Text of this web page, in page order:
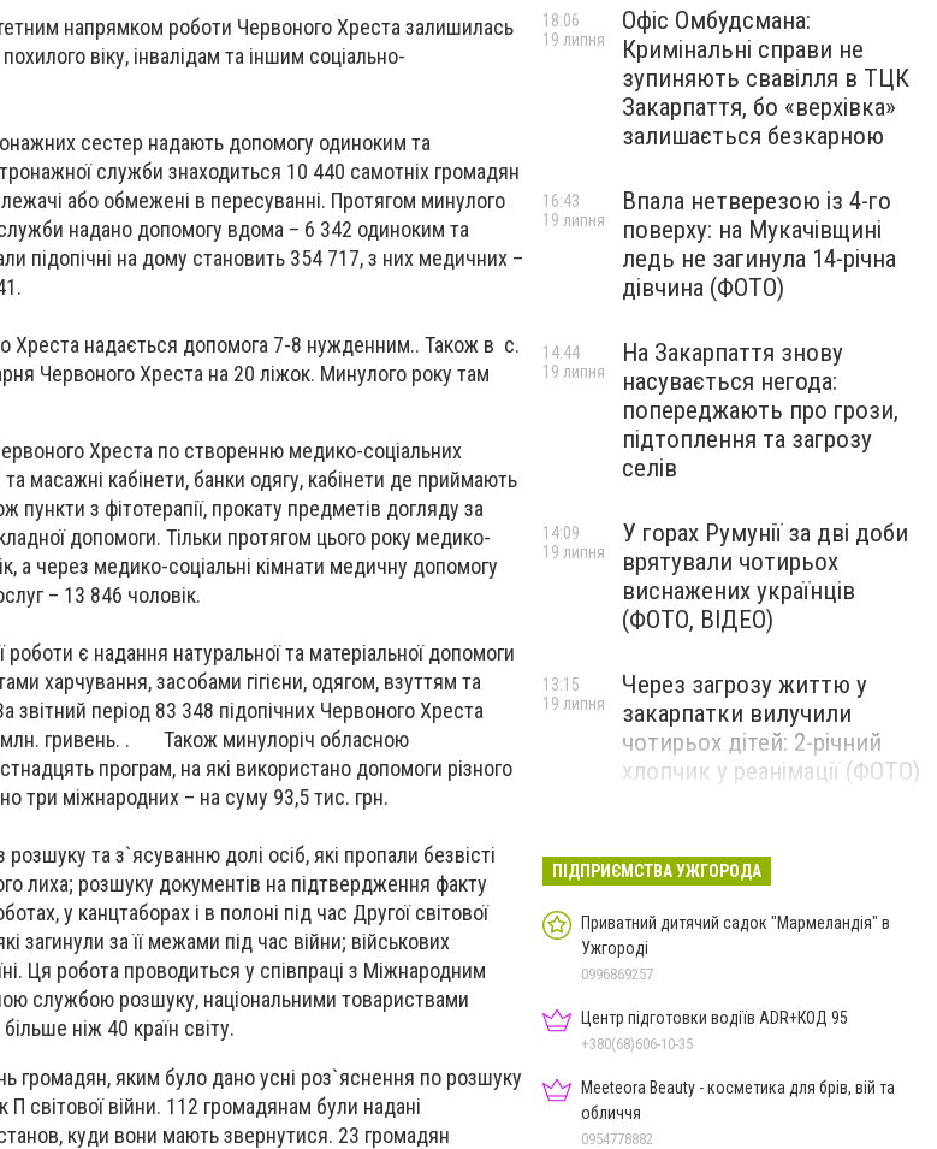
напрямком роботи Червоного Хреста залишилась
віку, інвалідам та іншим соціально-
сестер надають допомогу одиноким та
служби знаходиться 10 440 самотніх громадян
лежачі або обмежені в пересуванні. Протягом минулого
надано допомогу вдома – 6 342 одиноким та
підопічні на дому становить 354 717, з них медичних –
Хреста надається допомога 7-8 нужденним.. Також в с.
Червоного Хреста на 20 ліжок. Минулого року там
Хреста по створенню медико-соціальних
та масажні кабінети, банки одягу, кабінети де приймають
пункти з фітотерапії, прокату предметів догляду за
допомоги. Тільки протягом цього року медико-
а через медико-соціальні кімнати медичну допомогу
– 13 846 чоловік.
є надання натуральної та матеріальної допомоги
харчування, засобами гігієни, одягом, взуттям та
період 83 348 підопічних Червоного Хреста
млн. гривень. . Також минулоріч обласною
програм, на які використано допомоги різного
три міжнародних – на суму 93,5 тис. грн.
та з`ясуванню долі осіб, які пропали безвісті
лиха; розшуку документів на підтвердження факту
у канцтаборах і в полоні під час Другої світової
загинули за її межами під час війни; військових
Ця робота проводиться у співпраці з Міжнародним
службою розшуку, національними товариствами
ніж 40 країн світу.
громадян, яким було дано усні роз`яснення по розшуку
світової війни. 112 громадянам були надані
куди вони мають звернутися. 23 громадян
Офіс Омбудсмана:
Кримінальні справи не
зупиняють свавілля в ТЦК
Закарпаття, бо «верхівка»
залишається безкарною
18:06
19 липня
Впала нетверезою із 4-го
поверху: на Мукачівщині
ледь не загинула 14-річна
дівчина (ФОТО)
16:43
19 липня
На Закарпаття знову
насувається негода:
попереджають про грози,
підтоплення та загрозу
селів
14:44
19 липня
У горах Румунії за дві доби
врятували чотирьох
виснажених українців
(ФОТО, ВІДЕО)
14:09
19 липня
Через загрозу життю у
закарпатки вилучили
чотирьох дітей: 2-річний
хлопчик у реанімації (ФОТО)
13:15
19 липня
полеглим захисником
Артемом Ромчаком
19 липня
ПІДПРИЄМСТВА УЖГОРОДА
Приватний дитячий садок "Мармеландія" в
Ужгороді
0996869257
Центр підготовки водіїв ADR+КОД 95
+380(68)606-10-35
Meeteora Beauty - косметика для брів, вій та
обличчя
0954778882